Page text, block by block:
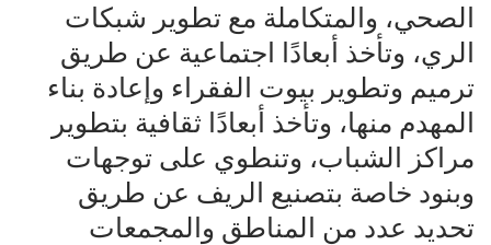
الصحي، والمتكاملة مع تطوير شبكات
الري، وتأخذ أبعادًا اجتماعية عن طريق
ترميم وتطوير بيوت الفقراء وإعادة بناء
المهدم منها، وتأخذ أبعادًا ثقافية بتطوير
مراكز الشباب، وتنطوي على توجهات
وبنود خاصة بتصنيع الريف عن طريق
تحديد عدد من المناطق والمجمعات